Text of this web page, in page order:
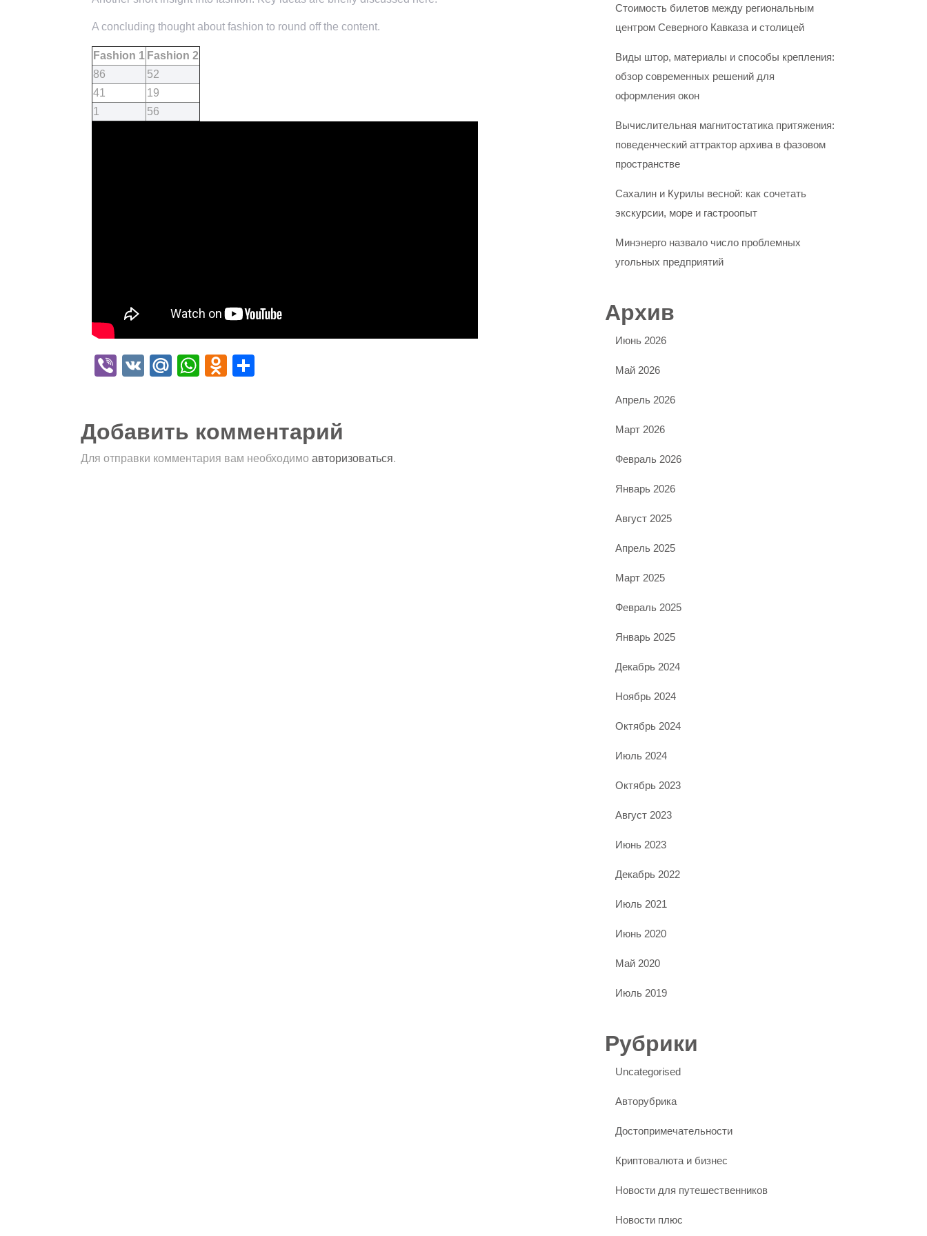
A concluding thought about fashion to round off the content.
Fashion 1 Fashion 2
86
52
41
19
1
56
Viber
VK Mail.Ru
WhatsApp
Odnoklassniki
Добавить комментарий
Для отправки комментария вам необходимо авторизоваться.
Стоимость билетов между региональным
центром Северного Кавказа и столицей
Виды штор, материалы и способы крепления:
обзор современных решений для
оформления окон
Вычислительная магнитостатика притяжения:
поведенческий аттрактор архива в фазовом
пространстве
Сахалин и Курилы весной: как сочетать
экскурсии, море и гастроопыт
Минэнерго назвало число проблемных
угольных предприятий
Архив
Июнь 2026
Май 2026
Апрель 2026
Март 2026
Февраль 2026
Январь 2026
Август 2025
Апрель 2025
Март 2025
Февраль 2025
Январь 2025
Декабрь 2024
Ноябрь 2024
Октябрь 2024
Июль 2024
Октябрь 2023
Август 2023
Июнь 2023
Декабрь 2022
Июль 2021
Июнь 2020
Май 2020
Июль 2019
Рубрики
Uncategorised
Авторубрика
Достопримечательности
Криптовалюта и бизнес
Новости для путешественников
Новости плюс